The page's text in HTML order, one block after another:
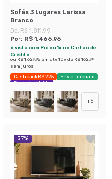
Sofás 3 Lugares Larissa
Branco
De:R$ 1.811,99
Por: R$ 1.466,96
à vista com Pix ou 1x no Cartão de
Crédito
ou R$ 1.629,96 em até10x de R$ 162,99
sem juros
Cashback R$ 225
Envio Imediato
Exclusivo Mobly
+5
37%